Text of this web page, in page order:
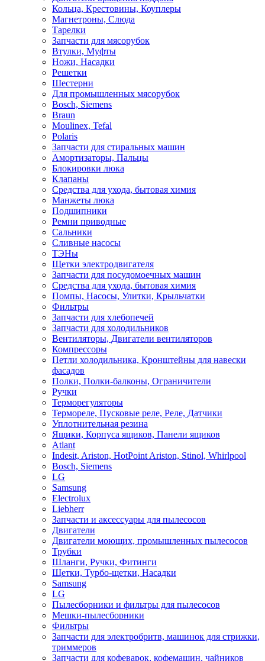
Кольца, Крестовины, Коуплеры
Магнетроны, Слюда
Тарелки
Запчасти для мясорубок
Втулки, Муфты
Ножи, Насадки
Решетки
Шестерни
Для промышленных мясорубок
Bosch, Siemens
Braun
Moulinex, Tefal
Polaris
Запчасти для стиральных машин
Амортизаторы, Пальцы
Блокировки люка
Клапаны
Средства для ухода, бытовая химия
Манжеты люка
Подшипники
Ремни приводные
Сальники
Сливные насосы
ТЭНы
Щетки электродвигателя
Запчасти для посудомоечных машин
Средства для ухода, бытовая химия
Помпы, Насосы, Улитки, Крыльчатки
Фильтры
Запчасти для хлебопечей
Запчасти для холодильников
Вентиляторы, Двигатели вентиляторов
Компрессоры
Петли холодильника, Кронштейны для навески
фасадов
Полки, Полки-балконы, Ограничители
Ручки
Терморегуляторы
Термореле, Пусковые реле, Реле, Датчики
Уплотнительная резина
Ящики, Корпуса ящиков, Панели ящиков
Atlant
Indesit, Ariston, HotPoint Ariston, Stinol, Whirlpool
Bosch, Siemens
LG
Samsung
Electrolux
Liebherr
Запчасти и аксессуары для пылесосов
Двигатели
Двигатели моющих, промышленных пылесосов
Трубки
Шланги, Ручки, Фитинги
Щетки, Турбо-щетки, Насадки
Samsung
LG
Пылесборники и фильтры для пылесосов
Мешки-пылесборники
Фильтры
Запчасти для электробритв, машинок для стрижки,
триммеров
Запчасти для кофеварок, кофемашин, чайников